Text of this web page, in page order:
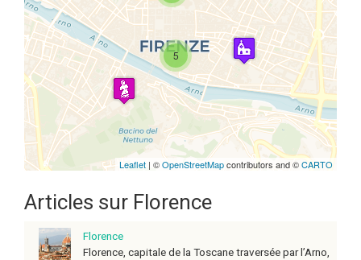
Travelers' Map is loading...
If you see this after your page is
loaded completely, leafletJS files
are missing.
5
Leaflet | ©OpenStreetMapcontributors and ©CARTO
Articles sur Florence
Florence
Florence, capitale de la Toscane traversée par l’Arno,